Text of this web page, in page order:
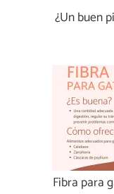
¿Un buen
Fibra para